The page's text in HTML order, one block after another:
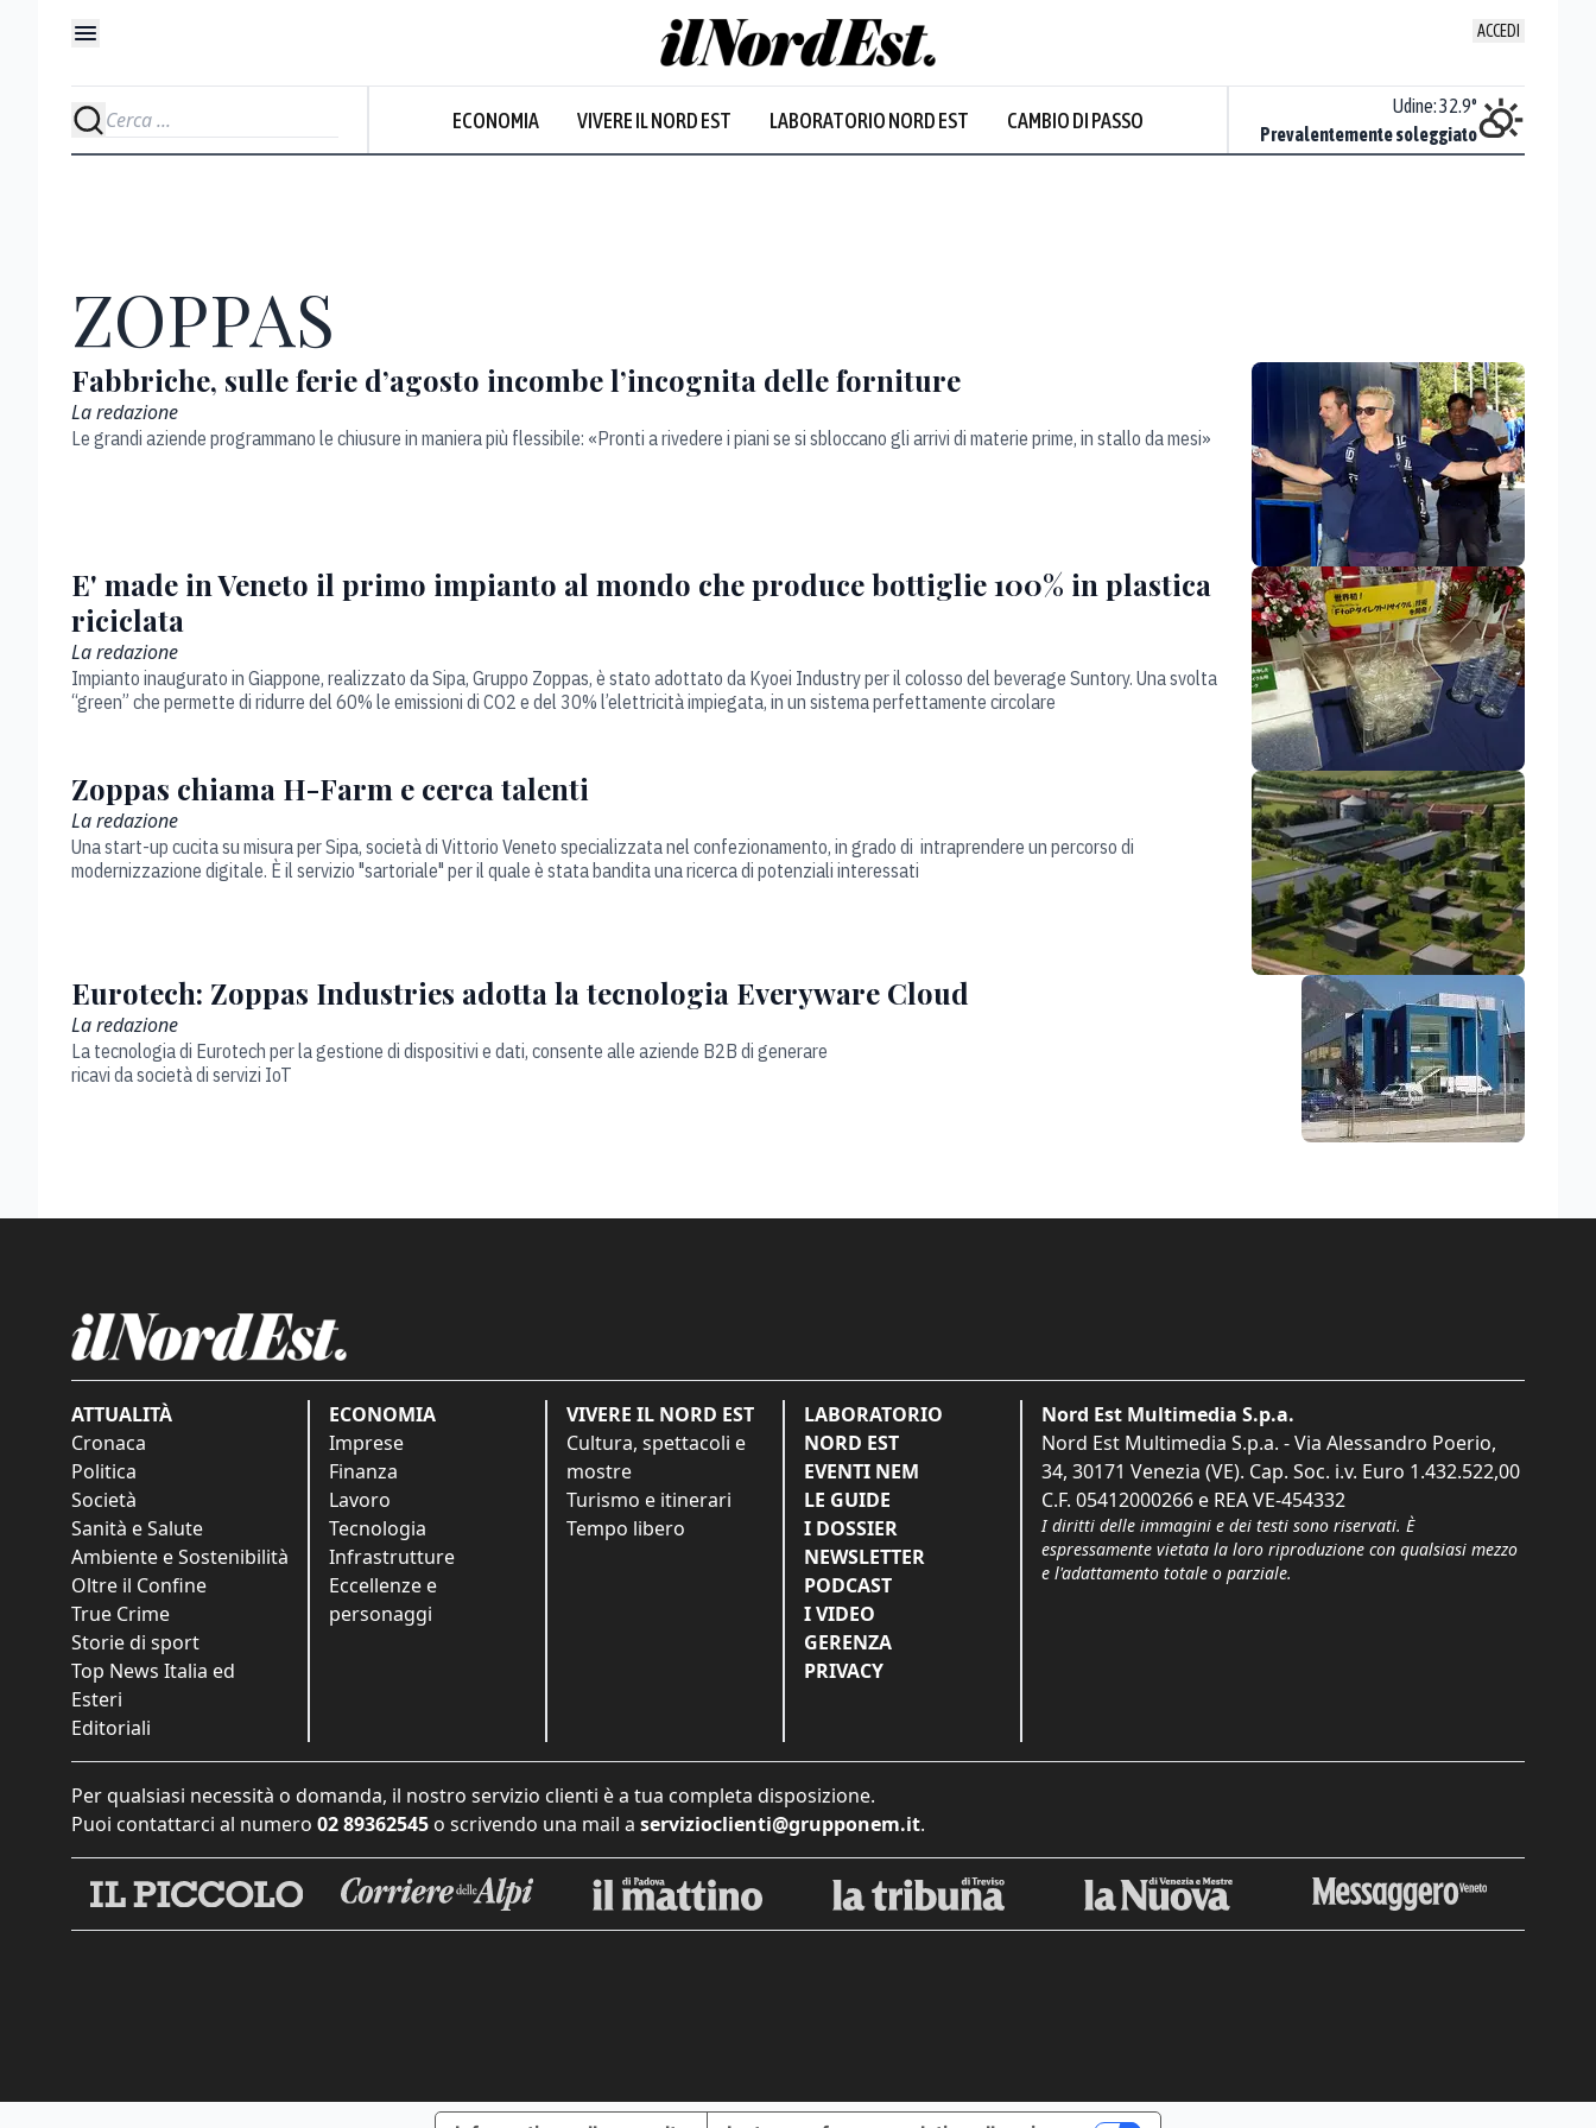
ACCEDI
ECONOMIA VIVERE IL NORD EST LABORATORIO NORD EST CAMBIO DI PASSO
Udine:32.9°
Prevalentemente soleggiato
ZOPPAS
Fabbriche, sulle ferie d’agosto incombe l’incognita delle forniture
La redazione
Le grandi aziende programmano le chiusure in maniera più flessibile: «Pronti a rivedere i piani se si sbloccano gli arrivi di materie prime, in stallo da mesi»
E' made in Veneto il primo impianto al mondo che produce bottiglie 100% in plastica
riciclata
La redazione
Impianto inaugurato in Giappone, realizzato da Sipa, Gruppo Zoppas, è stato adottato da Kyoei Industry per il colosso del beverage Suntory. Una svolta
“green” che permette di ridurre del 60% le emissioni di CO2 e del 30% l’elettricità impiegata, in un sistema perfettamente circolare
Zoppas chiama H-Farm e cerca talenti
La redazione
Una start-up cucita su misura per Sipa, società di Vittorio Veneto specializzata nel confezionamento, in grado di intraprendere un percorso di
modernizzazione digitale. È il servizio "sartoriale" per il quale è stata bandita una ricerca di potenziali interessati
Eurotech: Zoppas Industries adotta la tecnologia Everyware Cloud
La redazione
La tecnologia di Eurotech per la gestione di dispositivi e dati, consente alle aziende B2B di generare
ricavi da società di servizi IoT
ATTUALITÀ
Cronaca
Politica
Società
Sanità e Salute
Ambiente e Sostenibilità
Oltre il Confine
True Crime
Storie di sport
Top News Italia ed
Esteri
Editoriali
ECONOMIA
Imprese
Finanza
Lavoro
Tecnologia
Infrastrutture
Eccellenze e
personaggi
VIVERE IL NORD EST
Cultura, spettacoli e
mostre
Turismo e itinerari
Tempo libero
LABORATORIO
NORD EST
EVENTI NEM
LE GUIDE
I DOSSIER
NEWSLETTER
PODCAST
I VIDEO
GERENZA
PRIVACY
Nord Est Multimedia S.p.a.
Nord Est Multimedia S.p.a. - Via Alessandro Poerio,
34, 30171 Venezia (VE). Cap. Soc. i.v. Euro 1.432.522,00
C.F. 05412000266 e REA VE-454332
I diritti delle immagini e dei testi sono riservati. È
espressamente vietata la loro riproduzione con qualsiasi mezzo
e l'adattamento totale o parziale.
Per qualsiasi necessità o domanda, il nostro servizio clienti è a tua completa disposizione.
Puoi contattarci al numero 02 89362545 o scrivendo una mail a servizioclienti@grupponem.it.